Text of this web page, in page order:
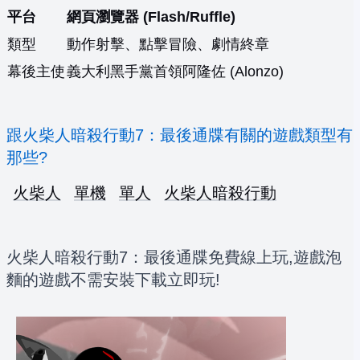
平台
網頁瀏覽器 (Flash/Ruffle)
類型
動作射擊、點擊冒險、劇情終章
幕後主使義大利黑手黨首領阿隆佐 (Alonzo)
跟火柴人暗殺行動7：最後通牒有關的遊戲類型有
那些?
火柴人
單機 單人 火柴人暗殺行動
火柴人暗殺行動7：最後通牒免費線上玩,遊戲泡
麵的遊戲不需安裝下載立即玩!